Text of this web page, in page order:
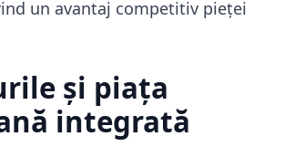
un avantaj competitiv pieței
și piața
integrată